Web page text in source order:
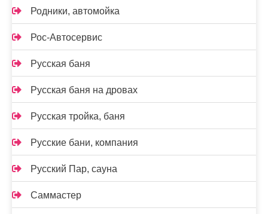
Родники, автомойка
Рос-Автосервис
Русская баня
Русская баня на дровах
Русская тройка, баня
Русские бани, компания
Русский Пар, сауна
Саммастер